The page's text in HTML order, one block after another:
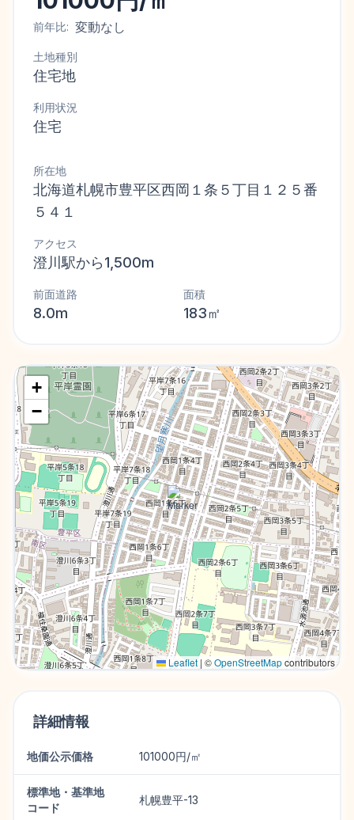
前年比: 変動なし
土地種別
住宅地
利用状況
住宅
所在地
北海道札幌市豊平区西岡１条５丁目１２５番
５４１
アクセス
澄川駅から1,500m
前面道路
8.0m
面積
183㎡
+
−
Leaflet | ©OpenStreetMapcontributors
詳細情報
地価公示価格 101000円/㎡
標準地・基準地
コード
札幌豊平-13